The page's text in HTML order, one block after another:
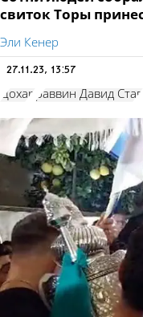
свиток Торы
Эли Кенер
27.11.23, 13:57
Цохар раввин Давид Став